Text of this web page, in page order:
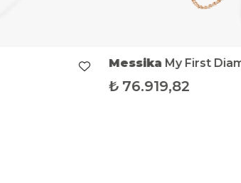
Messika My First
₺ 76.919,82